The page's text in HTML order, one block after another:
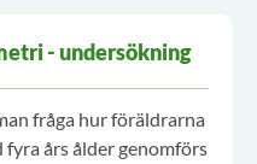
- undersökning
fråga hur föräldrarna
års ålder genomförs